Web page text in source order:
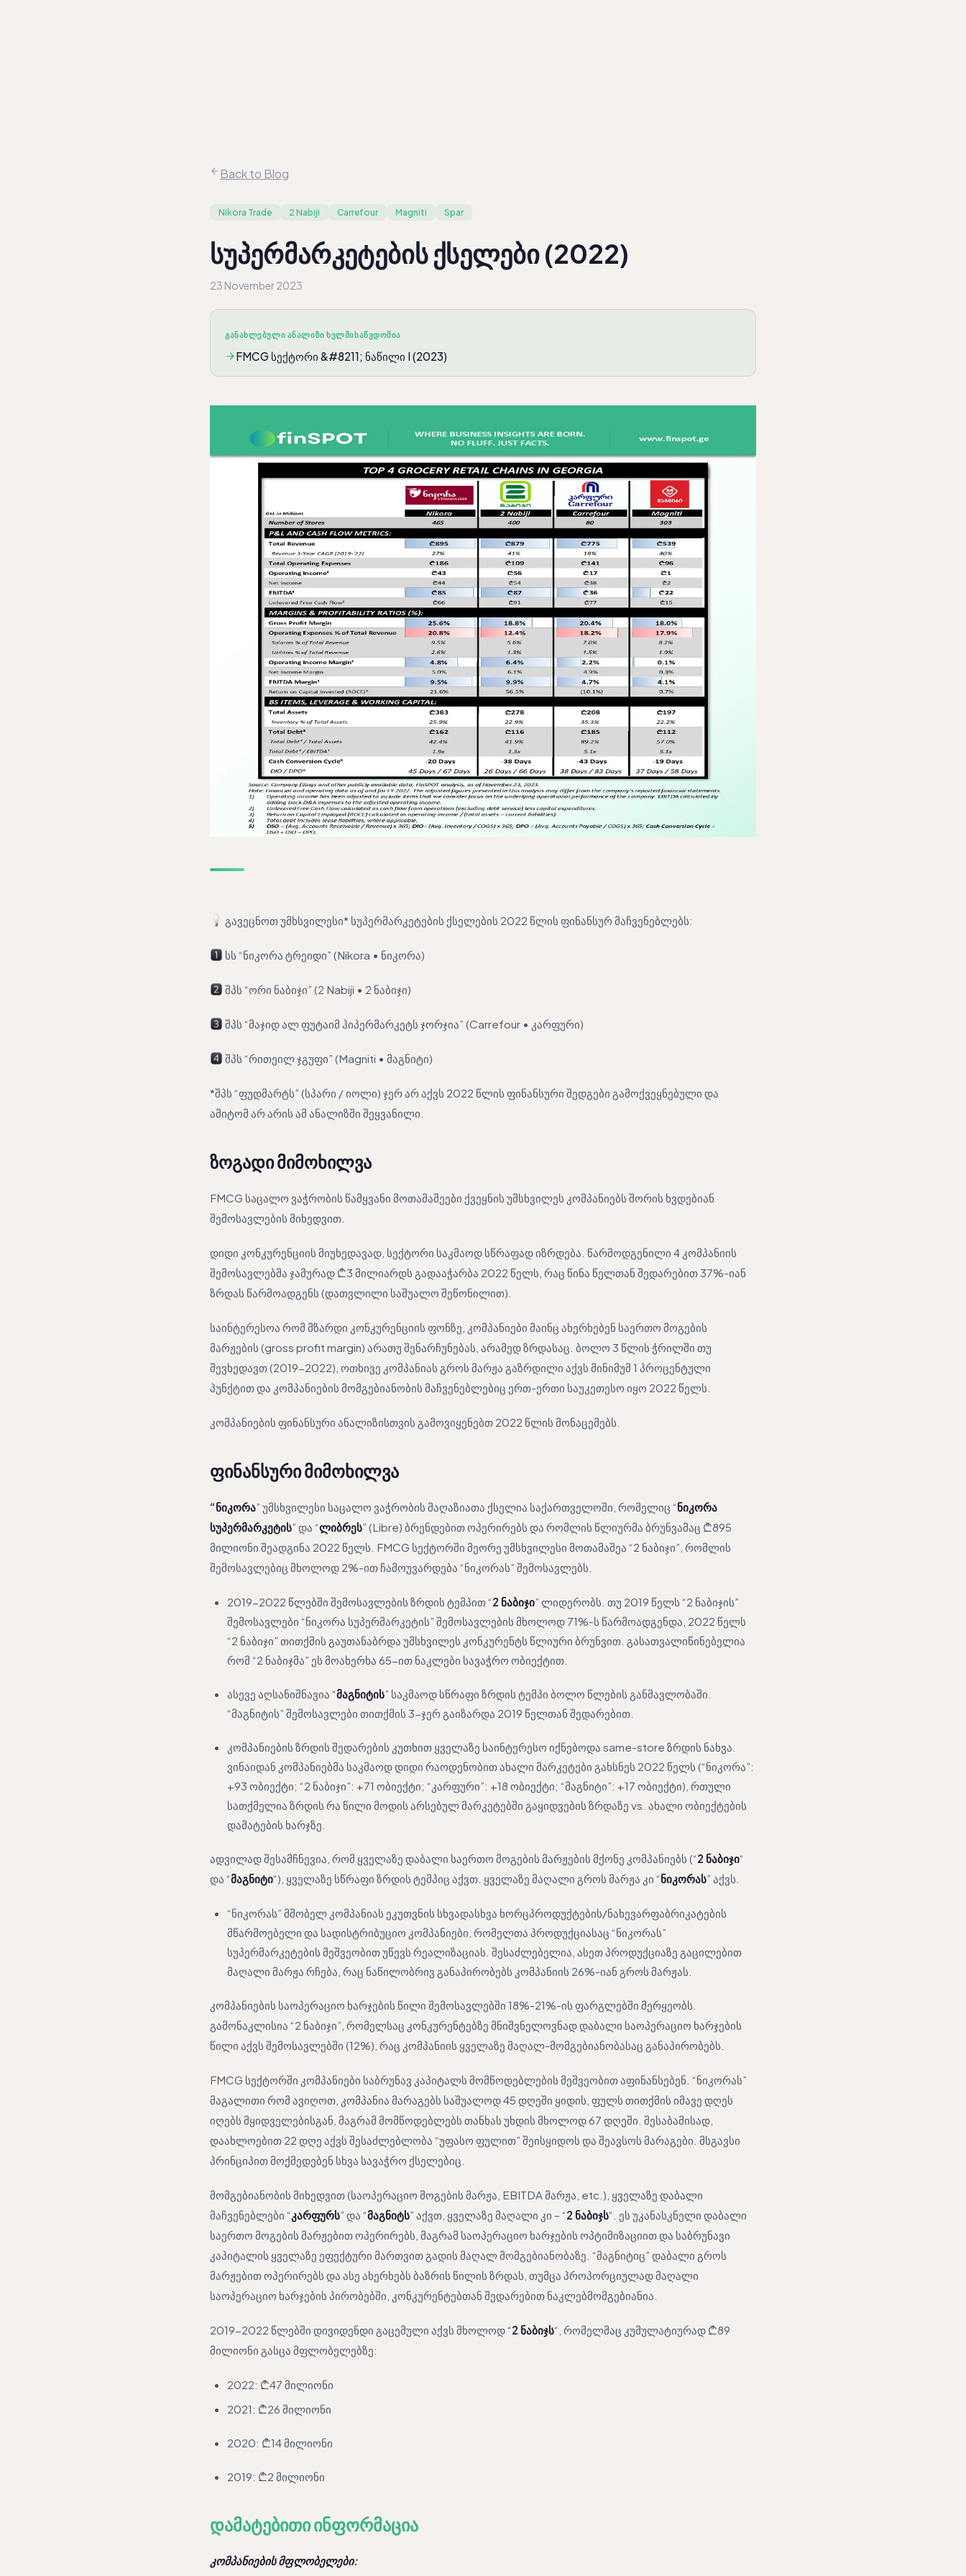
Back to Blog
Nikora Trade 2 Nabiji Carrefour Magniti Spar
სუპერმარკეტების ქსელები (2022)
23 November 2023
ᲒᲐᲜᲐᲮᲚᲔᲑᲣᲚᲘ ᲐᲜᲐᲚᲘᲖᲘ ᲮᲔᲚᲛᲘᲡᲐᲬᲕᲓᲝᲛᲘᲐ
FMCG სექტორი &#8211; ნაწილი I (2023)
გავეცნოთ უმხსვილესი* სუპერმარკეტების ქსელების 2022 წლის ფინანსურ მაჩვენებლებს:
სს “ნიკორა ტრეიდი” (Nikora • ნიკორა)
შპს “ორი ნაბიჯი” (2 Nabiji • 2 ნაბიჯი)
შპს “მაჯიდ ალ ფუტაიმ ჰიპერმარკეტს ჯორჯია” (Carrefour • კარფური)
შპს “რითეილ ჯგუფი” (Magniti • მაგნიტი)
*შპს “ფუდმარტს” (სპარი / იოლი) ჯერ არ აქვს 2022 წლის ფინანსური შედგები გამოქვეყნებული და
ამიტომ არ არის ამ ანალიზში შეყვანილი.
ზოგადი მიმოხილვა
FMCG საცალო ვაჭრობის წამყვანი მოთამაშეები ქვეყნის უმსხვილეს კომპანიებს შორის ხვდებიან
შემოსავლების მიხედვით.
დიდი კონკურენციის მიუხედავად, სექტორი საკმაოდ სწრაფად იზრდება. წარმოდგენილი 4 კომპანიის
შემოსავლებმა ჯამურად ₾3 მილიარდს გადააჭარბა 2022 წელს, რაც წინა წელთან შედარებით 37%-იან
ზრდას წარმოადგენს (დათვლილი საშუალო შეწონილით).
საინტერესოა რომ მზარდი კონკურენციის ფონზე, კომპანიები მაინც ახერხებენ საერთო მოგების
მარჟების (gross profit margin) არათუ შენარჩუნებას, არამედ ზრდასაც. ბოლო 3 წლის ჭრილში თუ
შევხედავთ (2019-2022), ოთხივე კომპანიას გროს მარჟა გაზრდილი აქვს მინიმუმ 1 პროცენტული
პუნქტით და კომპანიების მომგებიანობის მაჩვენებლებიც ერთ-ერთი საუკეთესო იყო 2022 წელს.
კომპანიების ფინანსური ანალიზისთვის გამოვიყენებთ 2022 წლის მონაცემებს.
ფინანსური მიმოხილვა
“ნიკორა” უმსხვილესი საცალო ვაჭრობის მაღაზიათა ქსელია საქართველოში, რომელიც “ნიკორა
სუპერმარკეტის” და “ლიბრეს” (Libre) ბრენდებით ოპერირებს და რომლის წლიურმა ბრუნვამაც ₾895
მილიონი შეადგინა 2022 წელს. FMCG სექტორში მეორე უმსხვილესი მოთამაშეა “2 ნაბიჯი”, რომლის
შემოსავლებიც მხოლოდ 2%-ით ჩამოუვარდება “ნიკორას” შემოსავლებს.
2019-2022 წლებში შემოსავლების ზრდის ტემპით “2 ნაბიჯი” ლიდერობს. თუ 2019 წელს “2 ნაბიჯის”
შემოსავლები “ნიკორა სუპერმარკეტის” შემოსავლების მხოლოდ 71%-ს წარმოადგენდა, 2022 წელს
“2 ნაბიჯი” თითქმის გაუთანაბრდა უმსხვილეს კონკურენტს წლიური ბრუნვით. გასათვალიწინებელია
რომ “2 ნაბიჯმა” ეს მოახერხა 65-ით ნაკლები სავაჭრო ობიექტით.
ასევე აღსანიშნავია “მაგნიტის” საკმაოდ სწრაფი ზრდის ტემპი ბოლო წლების განმავლობაში.
“მაგნიტის” შემოსავლები თითქმის 3-ჯერ გაიზარდა 2019 წელთან შედარებით.
კომპანიების ზრდის შედარების კუთხით ყველაზე საინტერესო იქნებოდა same-store ზრდის ნახვა.
ვინაიდან კომპანიებმა საკმაოდ დიდი რაოდენობით ახალი მარკეტები გახსნეს 2022 წელს (“ნიკორა”:
+93 ობიექტი; “2 ნაბიჯი”: +71 ობიექტი; “კარფური”: +18 ობიექტი; “მაგნიტი”: +17 ობიექტი), რთული
სათქმელია ზრდის რა წილი მოდის არსებულ მარკეტებში გაყიდვების ზრდაზე vs. ახალი ობიექტების
დამატების ხარჯზე.
ადვილად შესამჩნევია, რომ ყველაზე დაბალი საერთო მოგების მარჟების მქონე კომპანიებს (“2 ნაბიჯი“
და “მაგნიტი“), ყველაზე სწრაფი ზრდის ტემპიც აქვთ. ყველაზე მაღალი გროს მარჟა კი “ნიკორას” აქვს.
“ნიკორას” მშობელ კომპანიას ეკუთვნის სხვადასხვა ხორცპროდუქტების/ნახევარფაბრიკატების
მწარმოებელი და სადისტრიბუციო კომპანიები, რომელთა პროდუქციასაც “ნიკორას”
სუპერმარკეტების მეშვეობით უწევს რეალიზაციას. შესაძლებელია, ასეთ პროდუქციაზე გაცილებით
მაღალი მარჟა რჩება, რაც ნაწილობრივ განაპირობებს კომპანიის 26%-იან გროს მარჟას.
კომპანიების საოპერაციო ხარჯების წილი შემოსავლებში 18%-21%-ის ფარგლებში მერყეობს.
გამონაკლისია “2 ნაბიჯი”, რომელსაც კონკურენტებზე მნიშვნელოვნად დაბალი საოპერაციო ხარჯების
წილი აქვს შემოსავლებში (12%), რაც კომპანიის ყველაზე მაღალ-მომგებიანობასაც განაპირობებს.
FMCG სექტორში კომპანიები საბრუნავ კაპიტალს მომწოდებლების მეშვეობით აფინანსებენ. “ნიკორას”
მაგალითი რომ ავიღოთ, კომპანია მარაგებს საშუალოდ 45 დღეში ყიდის, ფულს თითქმის იმავე დღეს
იღებს მყიდველებისგან, მაგრამ მომწოდებლებს თანხას უხდის მხოლოდ 67 დღეში. შესაბამისად,
დაახლოებით 22 დღე აქვს შესაძლებლობა “უფასო ფულით” შეისყიდოს და შეავსოს მარაგები. მსგავსი
პრინციპით მოქმედებენ სხვა სავაჭრო ქსელებიც.
მომგებიანობის მიხედვით (საოპერაციო მოგების მარჟა, EBITDA მარჟა, etc.), ყველაზე დაბალი
მაჩვენებლები “კარფურს” და “მაგნიტს” აქვთ, ყველაზე მაღალი კი – “2 ნაბიჯს“. ეს უკანასკნელი დაბალი
საერთო მოგების მარჟებით ოპერირებს, მაგრამ საოპერაციო ხარჯების ოპტიმიზაციით და საბრუნავი
კაპიტალის ყველაზე ეფექტური მართვით გადის მაღალ მომგებიანობაზე. “მაგნიტიც” დაბალი გროს
მარჟებით ოპერირებს და ასე ახერხებს ბაზრის წილის ზრდას, თუმცა პროპორციულად მაღალი
საოპერაციო ხარჯების პირობებში, კონკურენტებთან შედარებით ნაკლებმომგებიანია.
2019-2022 წლებში დივიდენდი გაცემული აქვს მხოლოდ “2 ნაბიჯს“, რომელმაც კუმულატიურად ₾89
მილიონი გასცა მფლობელებზე:
2022: ₾47 მილიონი
2021: ₾26 მილიონი
2020: ₾14 მილიონი
2019: ₾2 მილიონი
დამატებითი ინფორმაცია
კომპანიების მფლობელები: